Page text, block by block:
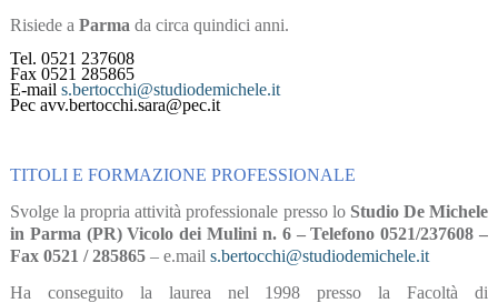
Risiede a Parma da circa quindici anni.
Tel. 0521 237608
Fax 0521 285865
E-mail s.bertocchi@studiodemichele.it
Pec avv.bertocchi.sara@pec.it
TITOLI E FORMAZIONE PROFESSIONALE
Svolge la propria attività professionale presso lo Studio De Michele
in Parma (PR) Vicolo dei Mulini n. 6 – Telefono 0521/237608 –
Fax 0521 / 285865– e.mail s.bertocchi@studiodemichele.it
Ha conseguito la laurea nel 1998 presso la Facoltà di